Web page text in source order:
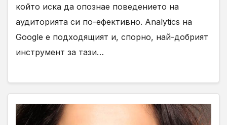
който иска да опознае поведението на
аудиторията си по-ефективно. Analytics на
Google е подходящият и, спорно, най-добрият
инструмент за тази…